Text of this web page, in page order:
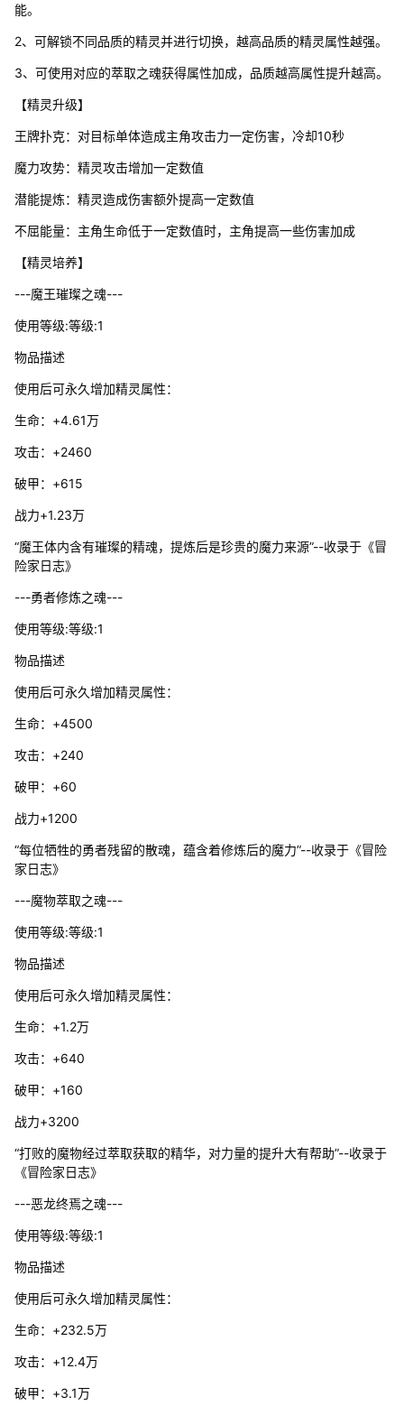
能。
2、可解锁不同品质的精灵并进行切换，越高品质的精灵属性越强。
3、可使用对应的萃取之魂获得属性加成，品质越高属性提升越高。
【精灵升级】
王牌扑克：对目标单体造成主角攻击力一定伤害，冷却10秒
魔力攻势：精灵攻击增加一定数值
潜能提炼：精灵造成伤害额外提高一定数值
不屈能量：主角生命低于一定数值时，主角提高一些伤害加成
【精灵培养】
---魔王璀璨之魂---
使用等级:等级:1
物品描述
使用后可永久增加精灵属性：
生命：+4.61万
攻击：+2460
破甲：+615
战力+1.23万
“魔王体内含有璀璨的精魂，提炼后是珍贵的魔力来源”--收录于《冒
险家日志》
---勇者修炼之魂---
使用等级:等级:1
物品描述
使用后可永久增加精灵属性：
生命：+4500
攻击：+240
破甲：+60
战力+1200
“每位牺牲的勇者残留的散魂，蕴含着修炼后的魔力”--收录于《冒险
家日志》
---魔物萃取之魂---
使用等级:等级:1
物品描述
使用后可永久增加精灵属性：
生命：+1.2万
攻击：+640
破甲：+160
战力+3200
“打败的魔物经过萃取获取的精华，对力量的提升大有帮助”--收录于
《冒险家日志》
---恶龙终焉之魂---
使用等级:等级:1
物品描述
使用后可永久增加精灵属性：
生命：+232.5万
攻击：+12.4万
破甲：+3.1万